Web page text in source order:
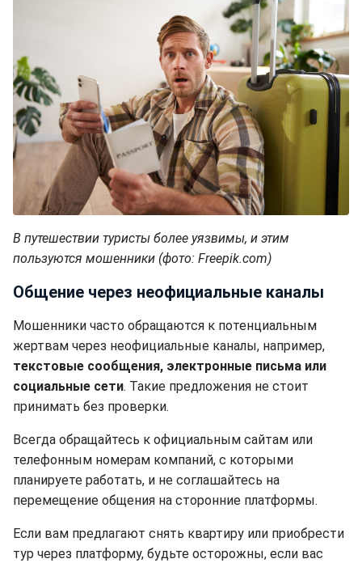
В путешествии туристы более уязвимы, и этим
пользуются мошенники (фото: Freepik.com)
Общение через неофициальные каналы
Мошенники часто обращаются к потенциальным
жертвам через неофициальные каналы, например,
текстовые сообщения, электронные письма или
социальные сети. Такие предложения не стоит
принимать без проверки.
Всегда обращайтесь к официальным сайтам или
телефонным номерам компаний, с которыми
планируете работать, и не соглашайтесь на
перемещение общения на сторонние платформы.
Если вам предлагают снять квартиру или приобрести
тур через платформу, будьте осторожны, если вас